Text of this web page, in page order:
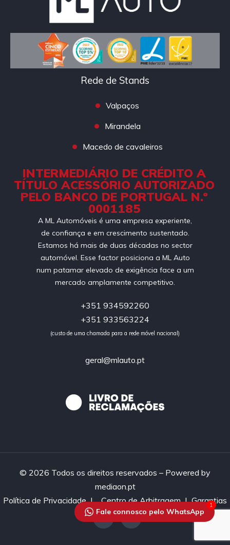
Rede de Stands
Valpaços
Mirandela
Macedo de cavaleiros
INTERMEDIÁRIO DE CRÉDITO A
TÍTULO ACESSÓRIO AUTORIZADO
PELO BANCO DE PORTUGAL N.º
0001185
A ML Automóveis é uma empresa experiente,
de confiança e em crescimento sustentado.
Estamos há mais de duas décadas no sector
automóvel. Esse factor posiciona a ML Auto
num patamar elevado de exigência face a um
mercado amplamente competitivo.
+351 934592260
+351 933563224
(custo de uma chamada para a rede móvel nacional)
geral@mlauto.pt
© 2026 Todos os direitos reservados – Powered by
mediaon.pt
Política de Privacidade|Centro de Arbitragem |Garantias
Fale connosco pelo WhatsApp
1